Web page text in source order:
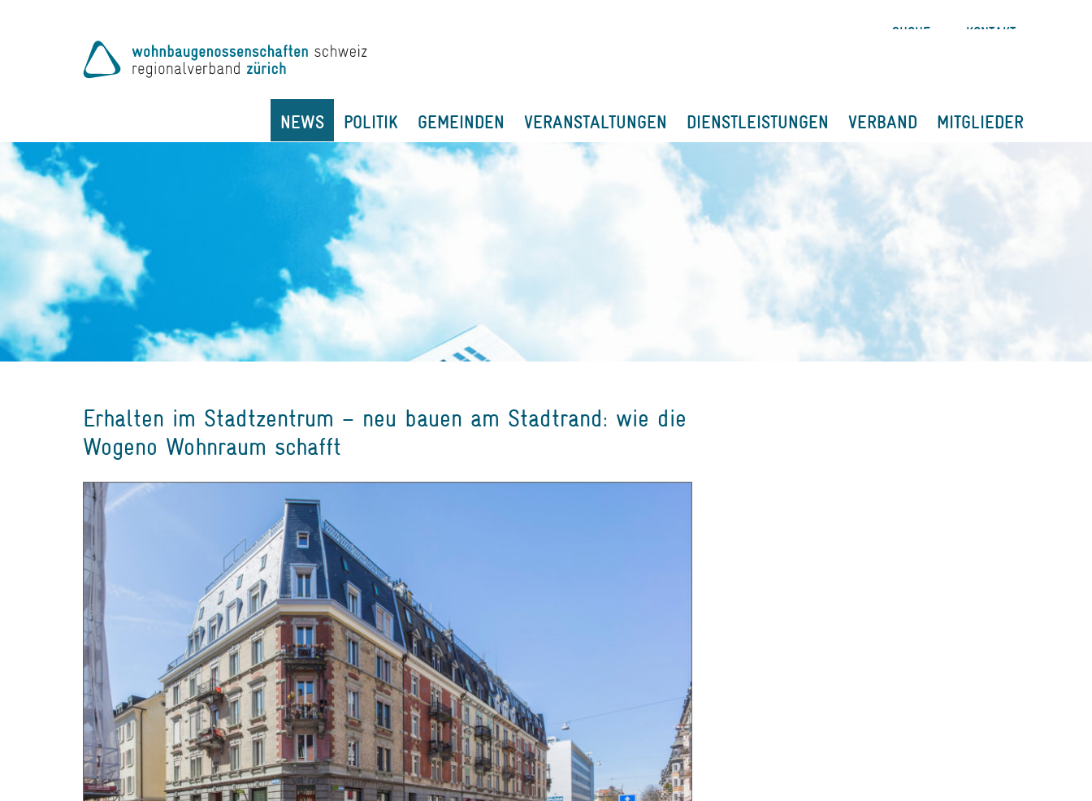
SUCHE KONTAKT
NEWS POLITIK GEMEINDEN VERANSTALTUNGEN DIENSTLEISTUNGEN VERBAND MITGLIEDER
Erhalten im Stadtzentrum – neu bauen am Stadtrand: wie die
Wogeno Wohnraum schafft